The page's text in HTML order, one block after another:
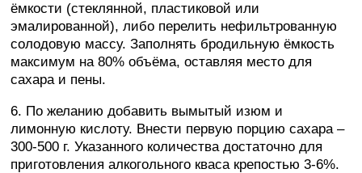
ёмкости (стеклянной, пластиковой или
эмалированной), либо перелить нефильтрованную
солодовую массу. Заполнять бродильную ёмкость
максимум на 80% объёма, оставляя место для
сахара и пены.
6. По желанию добавить вымытый изюм и
лимонную кислоту. Внести первую порцию сахара –
300-500 г. Указанного количества достаточно для
приготовления алкогольного кваса крепостью 3-6%.